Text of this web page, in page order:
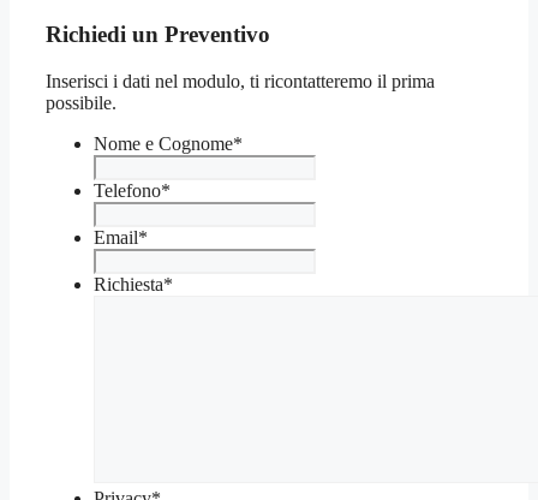
Richiedi un Preventivo
Inserisci i dati nel modulo, ti ricontatteremo il prima
possibile.
Nome e Cognome*
Telefono*
Email*
Richiesta*